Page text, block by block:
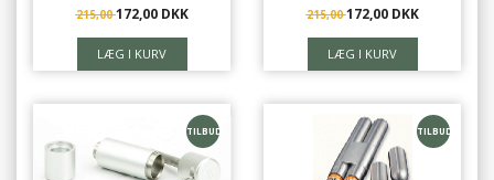
215,00172,00 DKK 215,00172,00 DKK
TILBUD TILBUD